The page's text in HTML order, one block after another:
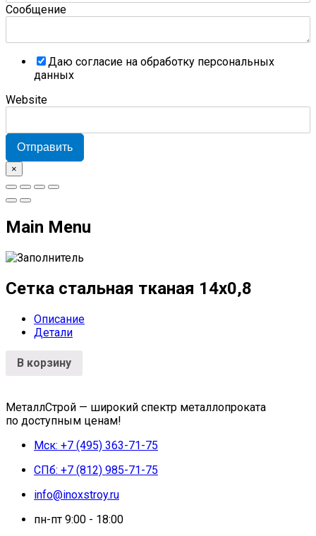
Сообщение
Даю согласие на обработку персональных
данных
Website
Отправить
×
Main Menu
Сетка стальная тканая 14x0,8
Описание
Детали
В корзину
МеталлСтрой — широкий спектр металлопроката
по доступным ценам!
Мск: +7 (495) 363-71-75
СПб: +7 (812) 985-71-75
info@inoxstroy.ru
пн-пт 9:00 - 18:00